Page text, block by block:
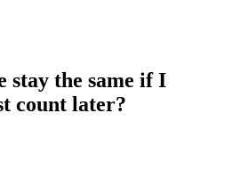
stay the same if I
count later?